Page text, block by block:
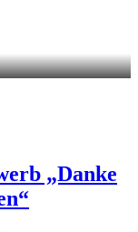
„Danke